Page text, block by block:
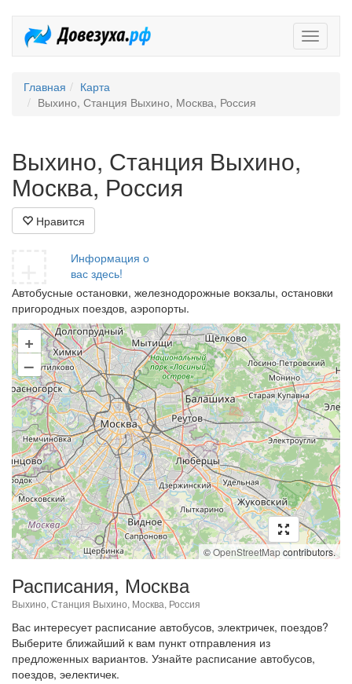
Главная
Карта
Выхино, Станция Выхино, Москва, Россия
Выхино, Станция Выхино,
Москва, Россия
Нравится
Информация о
вас здесь!
Автобусные остановки, железнодорожные вокзалы, остановки
пригородных поездов, аэропорты.
+
–
©OpenStreetMapcontributors.
Расписания, Москва
Выхино, Станция Выхино, Москва, Россия
Вас интересует расписание автобусов, электричек, поездов?
Выберите ближайший к вам пункт отправления из
предложенных вариантов. Узнайте расписание автобусов,
поездов, эелектичек.